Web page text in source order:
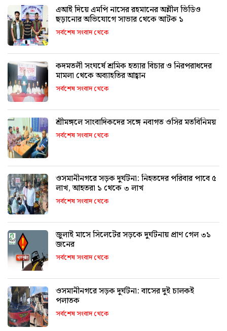
এআই দিয়ে এমপি নাসের রহমানের অশ্লীল ভিডিও
ছড়ানোর অভিযোগে সাভার থেকে আটক ১
সর্বশেষ সংবাদ থেকে
কদমতলী সংঘর্ষে শ্রমিক হত্যার বিচার ও নিরপরাধদের
মামলা থেকে অব্যাহতির আহ্বান
সর্বশেষ সংবাদ থেকে
শ্রীমঙ্গলে সাংবাদিকদের সঙ্গে নবাগত ওসির মতবিনিময়
সর্বশেষ সংবাদ থেকে
ওসমানীনগরে সড়ক দুর্ঘটনা: নিহতদের পরিবার পাবে ৫
লাখ, আহতরা ১ থেকে ৩ লাখ
সর্বশেষ সংবাদ থেকে
জুলাই মাসে সিলেটের সড়কে দুর্ঘটনায় প্রাণ গেল ৩১
জনের
সর্বশেষ সংবাদ থেকে
ওসমানীনগরে সড়ক দুর্ঘটনা: বাসের দুই চালকই
পলাতক
সর্বশেষ সংবাদ থেকে